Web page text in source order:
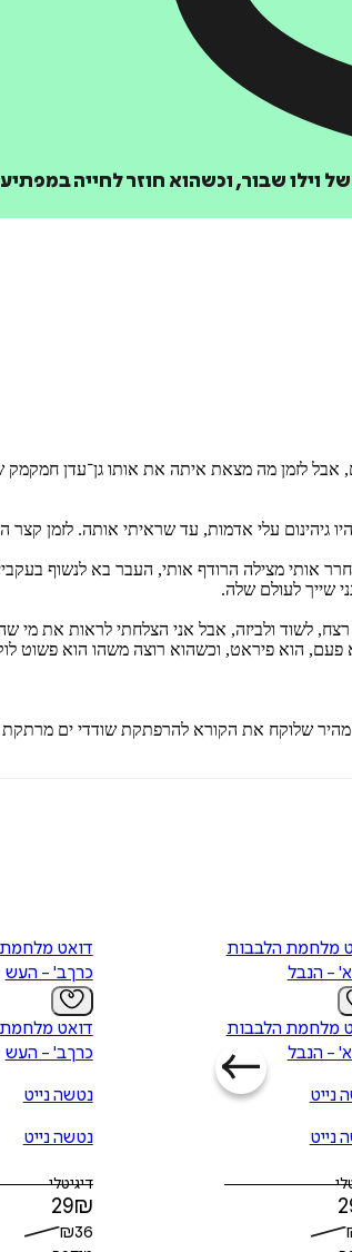
הוספה
וילו שבור, וכשהוא חוזר לחייה
אבל לזמן מה מצאת איתה את אותו גן־עדן
גיהינום עלי אדמות, עד שראיתי אותה. לזמן
אותי מצילה הרודף אותי, העבר בא לנשוף
שייך לעולם שלה.
רצח, לשוד ולביזה, אבל אני הצלחתי לראות
הוא פיראט, וכשהוא רוצה משהו הוא פשוט
שלוקח את הקורא להרפתקת שודדי ים
מלחמת הלבבות
- הנבל
מלחמת הלבבות
- הנבל
נייט
נייט
דואט
כרך ב' - העש
דואט
כרך ב' - העש
נטשה נייט
נטשה נייט
דיגיטלי
29₪
₪36